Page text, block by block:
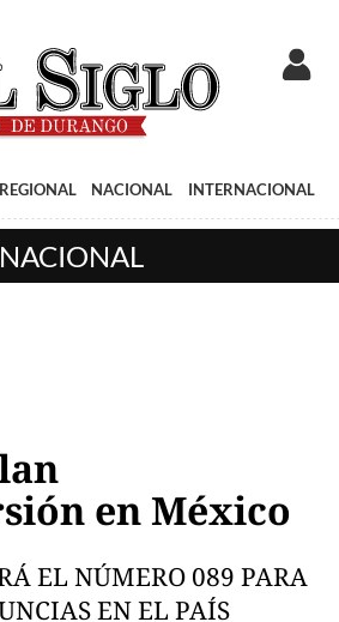
REGIONAL NACIONAL INTERNACIONAL
NACIONAL
en México
EL NÚMERO 089 PARA
EN EL PAÍS